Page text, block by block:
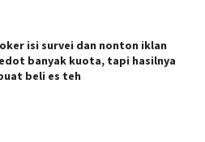
isi survei dan nonton iklan
banyak kuota, tapi hasilnya
beli es teh